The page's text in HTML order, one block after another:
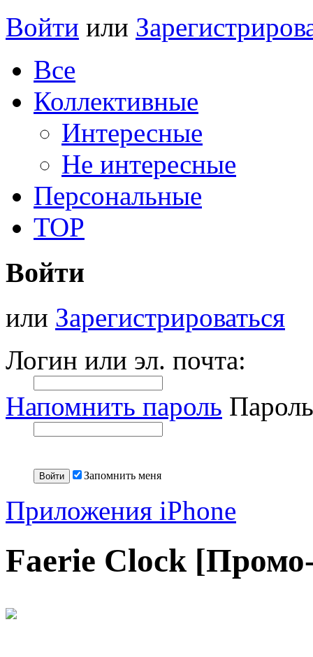
Войти или
Все
Коллективные
Интересные
Не интересные
Персональные
TOP
Войти
или Зарегистрироваться
Логин или эл. почта:
Напомнить пароль
Запомнить меня
Приложения iPhone
Faerie Clock